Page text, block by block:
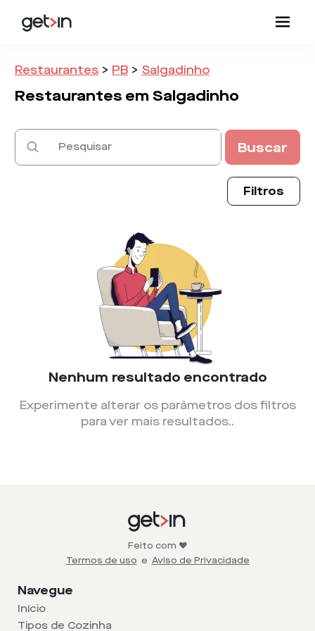
Restaurantes > PB > Salgadinho
Restaurantes emSalgadinho
Buscar
Filtros
Nenhum resultado encontrado
Experimente alterar os parâmetros dos filtros
para ver mais resultados..
Feito com ❤️
Termos de uso e Aviso de Privacidade
Navegue
Início
Tipos de Cozinha